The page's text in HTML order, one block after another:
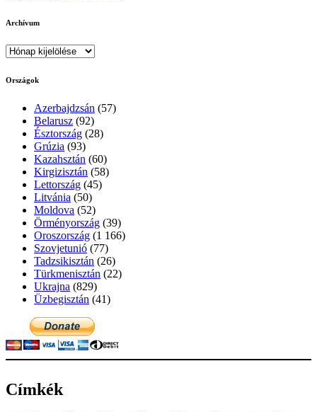
Archívum
Archívum
Országok
Azerbajdzsán (57)
Belarusz (92)
Észtország (28)
Grúzia (93)
Kazahsztán (60)
Kirgizisztán (58)
Lettország (45)
Litvánia (50)
Moldova (52)
Örményország (39)
Oroszország (1 166)
Szovjetunió (77)
Tadzsikisztán (26)
Türkmenisztán (22)
Ukrajna (829)
Üzbegisztán (41)
Címkék